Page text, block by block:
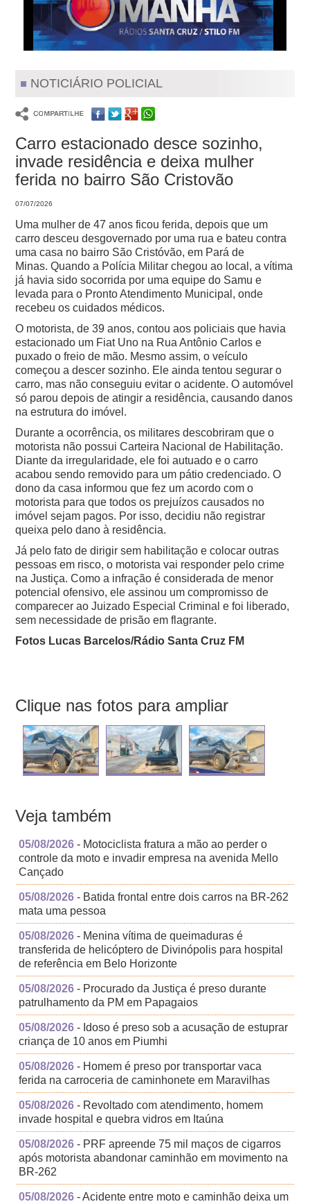
NOTICIÁRIO POLICIAL
Carro estacionado desce sozinho,
invade residência e deixa mulher
ferida no bairro São Cristovão
07/07/2026
Uma mulher de 47 anos ficou ferida, depois que um
carro desceu desgovernado por uma rua e bateu contra
uma casa no bairro São Cristóvão, em Pará de
Minas.Quando a Polícia Militar chegou ao local, a vítima
já havia sido socorrida por uma equipe do Samu e
levada para o Pronto Atendimento Municipal, onde
recebeu os cuidados médicos.
O motorista, de 39 anos, contou aos policiais que havia
estacionado um Fiat Uno na Rua Antônio Carlos e
puxado o freio de mão. Mesmo assim, o veículo
começou a descer sozinho. Ele ainda tentou segurar o
carro, mas não conseguiu evitar o acidente.O automóvel
só parou depois de atingir a residência, causando danos
na estrutura do imóvel.
Durante a ocorrência, os militares descobriram que o
motorista não possui Carteira Nacional de Habilitação.
Diante da irregularidade, ele foi autuado e o carro
acabou sendo removido para um pátio credenciado.O
dono da casa informou que fez um acordo com o
motorista para que todos os prejuízos causados no
imóvel sejam pagos. Por isso, decidiu não registrar
queixa pelo dano à residência.
Já pelo fato de dirigir sem habilitação e colocar outras
pessoas em risco, o motorista vai responder pelo crime
na Justiça. Como a infração é considerada de menor
potencial ofensivo, ele assinou um compromisso de
comparecer ao Juizado Especial Criminal e foi liberado,
sem necessidade de prisão em flagrante.
Fotos Lucas Barcelos/Rádio Santa Cruz FM
Clique nas fotos para ampliar
Veja também
05/08/2026 - Motociclista fratura a mão ao perder o
controle da moto e invadir empresa na avenida Mello
Cançado
05/08/2026 - Batida frontal entre dois carros na BR-262
mata uma pessoa
05/08/2026 - Menina vítima de queimaduras é
transferida de helicóptero de Divinópolis para hospital
de referência em Belo Horizonte
05/08/2026 - Procurado da Justiça é preso durante
patrulhamento da PM em Papagaios
05/08/2026 - Idoso é preso sob a acusação de estuprar
criança de 10 anos em Piumhi
05/08/2026 - Homem é preso por transportar vaca
ferida na carroceria de caminhonete em Maravilhas
05/08/2026 - Revoltado com atendimento, homem
invade hospital e quebra vidros em Itaúna
05/08/2026 - PRF apreende 75 mil maços de cigarros
após motorista abandonar caminhão em movimento na
BR-262
05/08/2026 - Acidente entre moto e caminhão deixa um